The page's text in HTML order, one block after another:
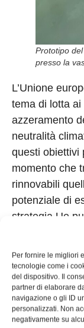
Per fornire le migliori
tecnologie come i
del dispositivo. Il
partner di elaborare
navigazione o gli ID
personalizzati. Non
negativamente su
Prototipo
presso la
L’Unione
tema di lotta
azzeramento
neutralità
questi obiettivi
momento che
rinnovabili
potenziale di
strategia Ue
Il
che l’energia
al 2025, 1 GW
ritmo serrato
imponente in